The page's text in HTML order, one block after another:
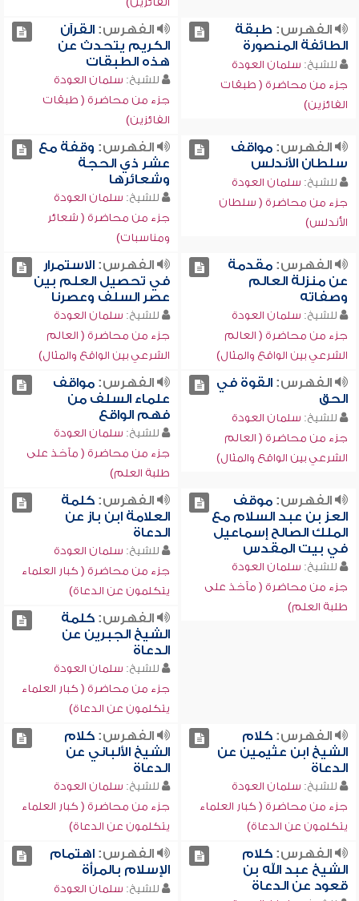
الفهرس: طبقة
الطائفة المنصورة
للشيخ: سلمان العودة
جزء من محاضرة ( طبقات
الفائزين)
الفهرس:القرآن
الكريم يتحدث عن
هذه الطبقات
للشيخ: سلمان العودة
جزء من محاضرة ( طبقات
الفائزين)
الفهرس:مواقف
سلطان الأندلس
للشيخ: سلمان العودة
جزء من محاضرة ( سلطان
الأندلس)
الفهرس: وقفة مع
عشر ذي الحجة
وشعائرها
للشيخ: سلمان العودة
جزء من محاضرة ( شعائر
ومناسبات)
الفهرس:مقدمة
عن منزلة العالم
وصفاته
للشيخ: سلمان العودة
جزء من محاضرة ( العالم
الشرعي بين الواقع والمثال)
الفهرس:الاستمرار
في تحصيل العلم بين
عصر السلف وعصرنا
للشيخ: سلمان العودة
جزء من محاضرة ( العالم
الشرعي بين الواقع والمثال)
الفهرس:القوة في
الحق
للشيخ: سلمان العودة
جزء من محاضرة ( العالم
الشرعي بين الواقع والمثال)
الفهرس:مواقف
علماء السلف من
فهم الواقع
للشيخ: سلمان العودة
جزء من محاضرة ( مآخذ على
طلبة العلم)
الفهرس:موقف
العز بن عبد السلام مع
الملك الصالح إسماعيل
في بيت المقدس
للشيخ: سلمان العودة
جزء من محاضرة ( مآخذ على
طلبة العلم)
الفهرس:كلمة
العلامة ابن باز عن
الدعاة
للشيخ: سلمان العودة
جزء من محاضرة ( كبار العلماء
يتكلمون عن الدعاة)
الفهرس:كلمة
الشيخ الجبرين عن
الدعاة
للشيخ: سلمان العودة
جزء من محاضرة ( كبار العلماء
يتكلمون عن الدعاة)
الفهرس:كلام
الشيخ ابن عثيمين عن
الدعاة
للشيخ: سلمان العودة
جزء من محاضرة ( كبار العلماء
يتكلمون عن الدعاة)
الفهرس:كلام
الشيخ الألباني عن
الدعاة
للشيخ: سلمان العودة
جزء من محاضرة ( كبار العلماء
يتكلمون عن الدعاة)
الفهرس:كلام
الشيخ عبد الله بن
قعود عن الدعاة
الفهرس:اهتمام
الإسلام بالمرأة
للشيخ: سلمان العودة